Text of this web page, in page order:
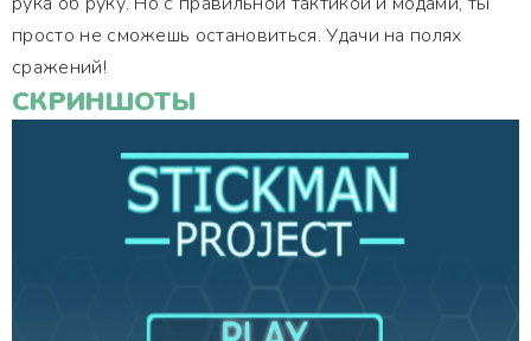
просто не сможешь остановиться. Удачи на полях
сражений!
СКРИНШОТЫ